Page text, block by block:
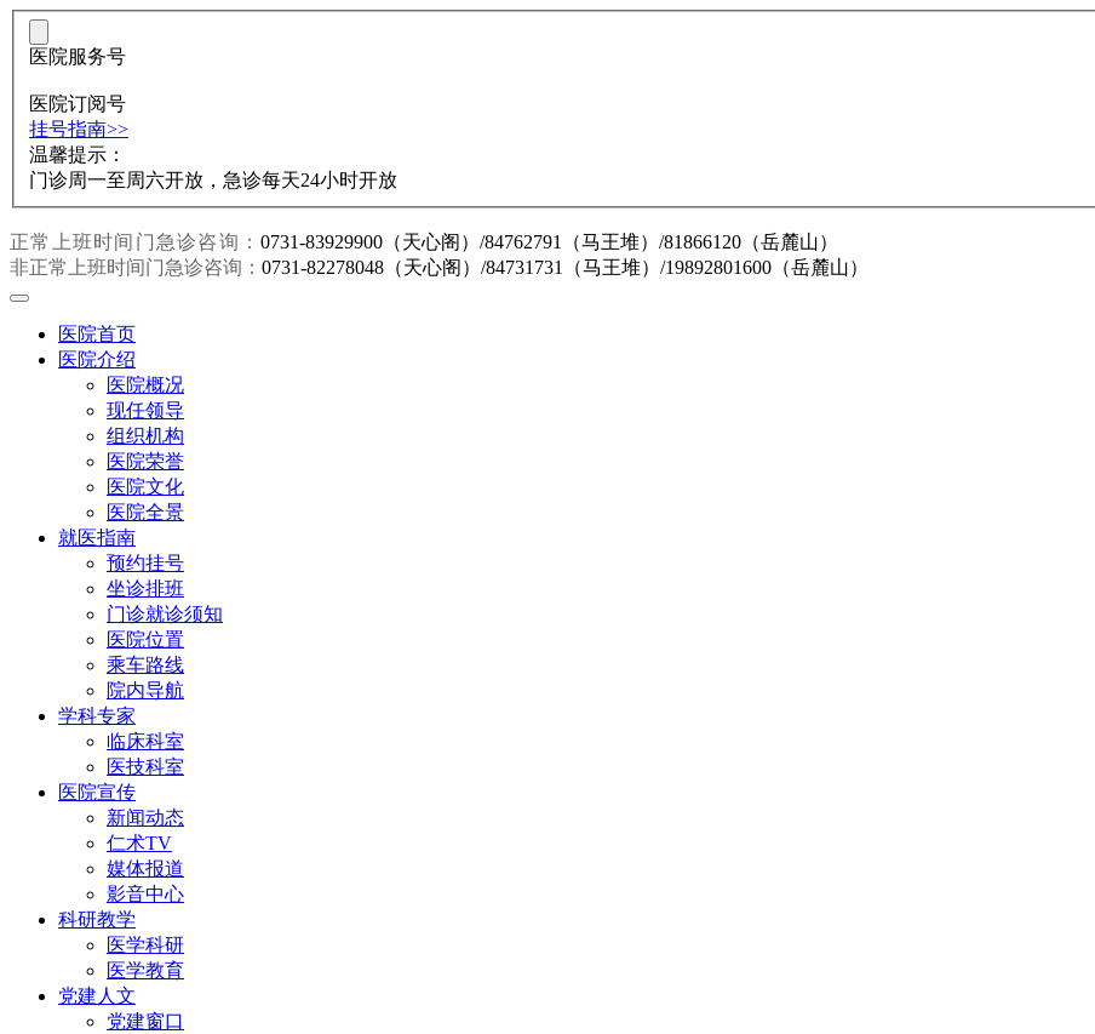
医院服务号
医院订阅号
挂号指南>>
温馨提示：
门诊周一至周六开放，急诊每天24小时开放
正常上班时间门急诊咨询： 0731-83929900（天心阁）/84762791（马王堆）/81866120（岳麓山）
非正常上班时间门急诊咨询： 0731-82278048（天心阁）/84731731（马王堆）/19892801600（岳麓山）
医院首页
医院介绍
医院概况
现任领导
组织机构
医院荣誉
医院文化
医院全景
就医指南
预约挂号
坐诊排班
门诊就诊须知
医院位置
乘车路线
院内导航
学科专家
临床科室
医技科室
医院宣传
新闻动态
仁术TV
媒体报道
影音中心
科研教学
医学科研
医学教育
党建人文
党建窗口